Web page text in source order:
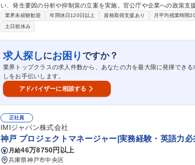
い、発生要因の分析や抑制策の立案を実施。官公庁や企業への政策支
く担当いただきます。 ■海洋ごみ（漂着・漂流・海底・マイクロプラスチック）の調査・解析 ■モニタリング手法
の検討（ドローン・人工衛星活用等） ■発生・漂着要因の解析（デー
策の検討（資源循環・処理・経済的手法含む） ■企業への海洋ごみ対
対応支援・政策提言資料の作成 募集職種 海洋ごみ対策コンサルタント【政策支援・SDGs/東証プライム日揮グル
ープ】
業界未経験歓迎 年間休日120日以上 資格取得支援あり 月平均残業時間
土日祝休み
求人探しにお困り ですか？
業界トップクラスの求人件数から、あなたの力を最大限に発揮できる
しをお手伝いします。
アドバイザーに相談する
正社員
IMIジャパン株式会社
神戸 プロジェクトマネージャー|実務経験・英語力
月給46万8750円以上
兵庫県神戸市中央区